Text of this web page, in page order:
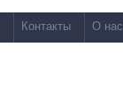
Контакты О нас